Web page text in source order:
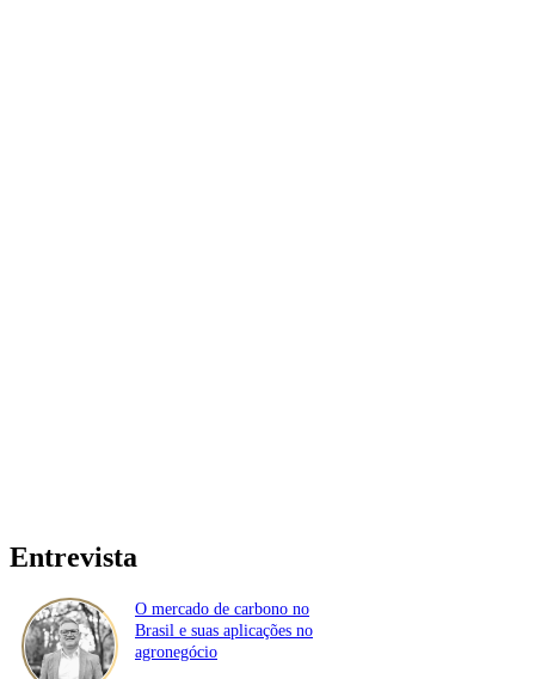
Entrevista
O mercado de carbono no
Brasil e suas aplicações no
agronegócio